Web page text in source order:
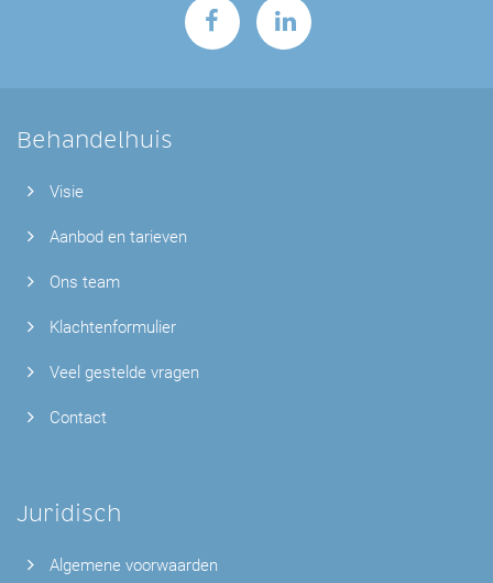
Behandelhuis
Visie
Aanbod en tarieven
Ons team
Klachtenformulier
Veel gestelde vragen
Contact
Juridisch
Algemene voorwaarden